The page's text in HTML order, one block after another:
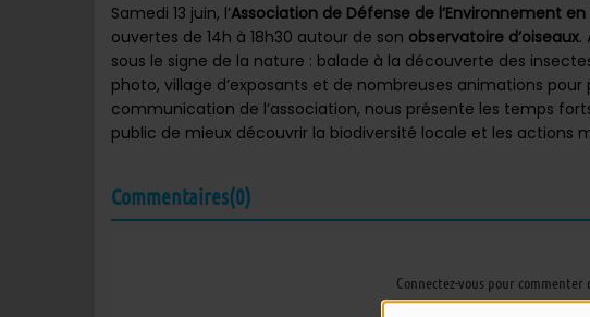
Samedi 13 juin, l’Association de Défense de l’Environnement
ouvertes de 14h à 18h30 autour de son observatoire d’oiseaux.
sous le signe de la nature : balade à la découverte des
photo, village d’exposants et de nombreuses animations pour
communication de l’association, nous présente les temps
public de mieux découvrir la biodiversité locale et les actions
Commentaires(0)
Connectez-vous pour commenter